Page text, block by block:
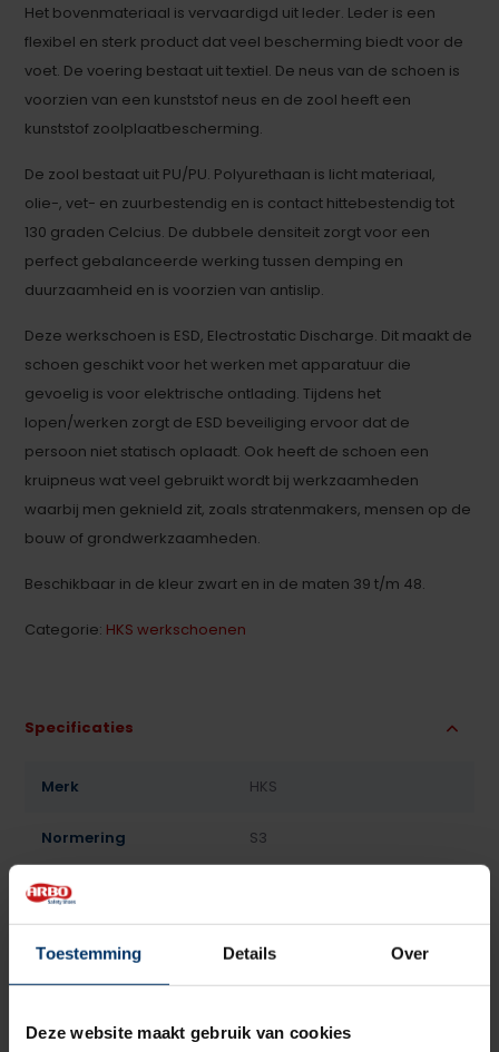
Toestemming Details Over
Deze website maakt gebruik van cookies
Het bovenmateriaal is vervaardigd uit leder. Leder is een
flexibel en sterk product dat veel bescherming biedt voor de
voet. De voering bestaat uit textiel. De neus van de schoen is
voorzien van een kunststof neus en de zool heeft een
kunststof zoolplaatbescherming.
De zool bestaat uit PU/PU. Polyurethaan is licht materiaal,
olie-, vet- en zuurbestendig en is contact hittebestendig tot
130 graden Celcius. De dubbele densiteit zorgt voor een
perfect gebalanceerde werking tussen demping en
duurzaamheid en is voorzien van antislip.
Deze werkschoen is ESD, Electrostatic Discharge. Dit maakt de
schoen geschikt voor het werken met apparatuur die
gevoelig is voor elektrische ontlading. Tijdens het
lopen/werken zorgt de ESD beveiliging ervoor dat de
persoon niet statisch oplaadt. Ook heeft de schoen een
kruipneus wat veel gebruikt wordt bij werkzaamheden
waarbij men geknield zit, zoals stratenmakers, mensen op de
bouw of grondwerkzaamheden.
Beschikbaar in de kleur zwart en in de maten 39 t/m 48.
Categorie: HKS werkschoenen
Specificaties
Merk HKS
Normering S3
Leest
Sluiting Veter
Bovenmateriaal Leder